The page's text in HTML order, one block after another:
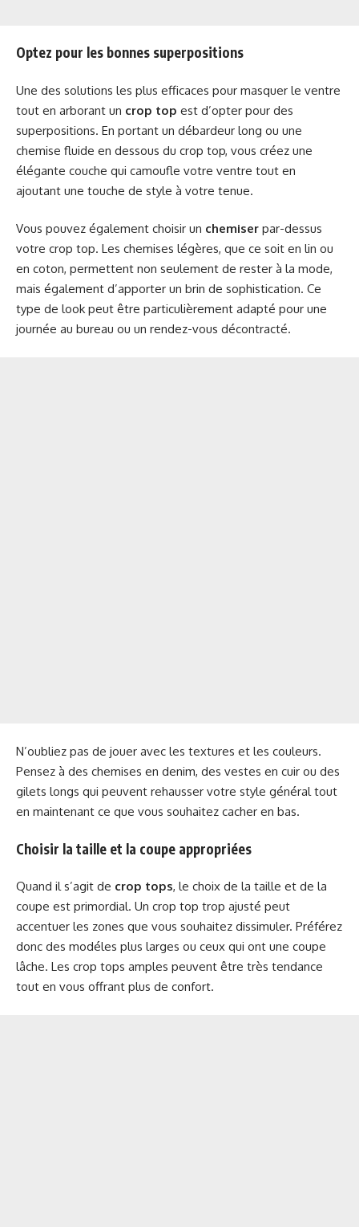
Optez pour les bonnes superpositions
Une des solutions les plus efficaces pour masquer le ventre
tout en arborant un crop top est d’opter pour des
superpositions. En portant un débardeur long ou une
chemise fluide en dessous du crop top, vous créez une
élégante couche qui camoufle votre ventre tout en
ajoutant une touche de style à votre tenue.
Vous pouvez également choisir un chemiser par-dessus
votre crop top. Les chemises légères, que ce soit en lin ou
en coton, permettent non seulement de rester à la mode,
mais également d’apporter un brin de sophistication. Ce
type de look peut être particulièrement adapté pour une
journée au bureau ou un rendez-vous décontracté.
N’oubliez pas de jouer avec les textures et les couleurs.
Pensez à des chemises en denim, des vestes en cuir ou des
gilets longs qui peuvent rehausser votre style général tout
en maintenant ce que vous souhaitez cacher en bas.
Choisir la taille et la coupe appropriées
Quand il s’agit de crop tops, le choix de la taille et de la
coupe est primordial. Un crop top trop ajusté peut
accentuer les zones que vous souhaitez dissimuler. Préférez
donc des modéles plus larges ou ceux qui ont une coupe
lâche. Les crop tops amples peuvent être très tendance
tout en vous offrant plus de confort.